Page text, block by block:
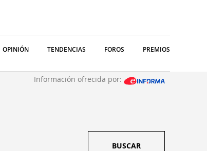
OPINIÓN TENDENCIAS FOROS PREMIOS
Información ofrecida por:
BUSCAR